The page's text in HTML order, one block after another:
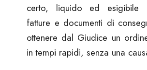
certo, liquido ed esigibile
fatture e documenti di
ottenere dal Giudice un
in tempi rapidi, senza una